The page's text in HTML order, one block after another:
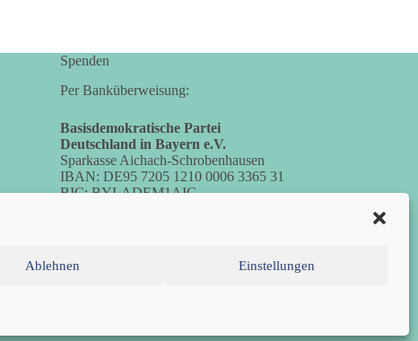
Ablehnen Einstellungen
Spenden
Per Banküberweisung:
Basisdemokratische Partei
Deutschland in Bayern e.V.
Sparkasse Aichach-Schrobenhausen
IBAN: DE95 7205 1210 0006 3365 31
BIC: BYLADEM1AIC
(EU)